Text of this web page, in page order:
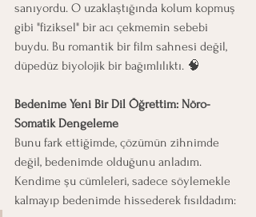
sanıyordu. O uzaklaştığında kolum kopmuş
gibi "fiziksel" bir acı çekmemin sebebi
buydu. Bu romantik bir film sahnesi değil,
düpedüz biyolojik bir bağımlılıktı. 🧠
Bedenime Yeni Bir Dil Öğrettim: Nöro-
Somatik Dengeleme
Bunu fark ettiğimde, çözümün zihnimde
değil, bedenimde olduğunu anladım.
Kendime şu cümleleri, sadece söylemekle
kalmayıp bedenimde hissederek fısıldadım: